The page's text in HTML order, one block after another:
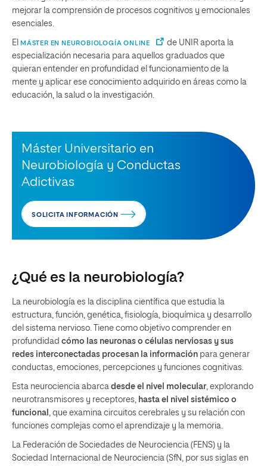
mejorar la comprensión de procesos cognitivos y emocionales
esenciales.
El MÁSTER EN NEUROBIOLOGÍA ONLINE
de UNIR aporta la
especialización necesaria para aquellos graduados que
quieran entender en profundidad el funcionamiento de la
mente y aplicar ese conocimiento adquirido en áreas como la
educación, la salud o la investigación.
Máster Universitario en
Neurobiología y Conductas
Adictivas
SOLICITA INFORMACIÓN
¿Qué es la neurobiología?
La neurobiología es la disciplina científica que estudia la
estructura, función, genética, fisiología, bioquímica y desarrollo
del sistema nervioso. Tiene como objetivo comprender en
profundidad cómo las neuronas o células nerviosas y sus
redes interconectadas procesan la información para generar
conductas, emociones, percepciones y funciones cognitivas.
Esta neurociencia abarca desde el nivel molecular , explorando
neurotransmisores y receptores,
hasta el nivel sistémico o
funcional
, que examina circuitos cerebrales y su relación con
funciones complejas como el aprendizaje y la memoria.
La Federación de Sociedades de Neurociencia (FENS) y la
Sociedad Internacional de Neurociencia (SfN, por sus siglas en